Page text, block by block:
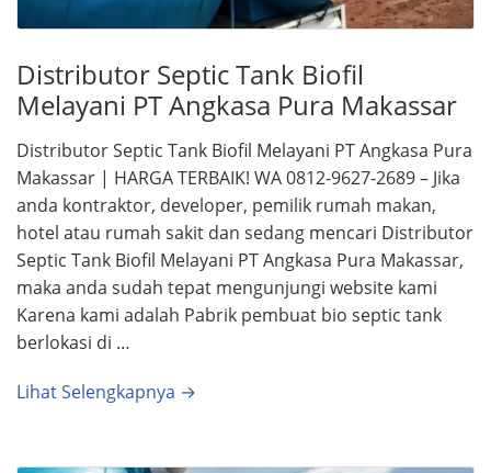
Distributor Septic Tank Biofil
Melayani PT Angkasa Pura Makassar
Distributor Septic Tank Biofil Melayani PT Angkasa Pura
Makassar | HARGA TERBAIK! WA 0812-9627-2689 – Jika
anda kontraktor, developer, pemilik rumah makan,
hotel atau rumah sakit dan sedang mencari Distributor
Septic Tank Biofil Melayani PT Angkasa Pura Makassar,
maka anda sudah tepat mengunjungi website kami
Karena kami adalah Pabrik pembuat bio septic tank
berlokasi di …
Lihat Selengkapnya →